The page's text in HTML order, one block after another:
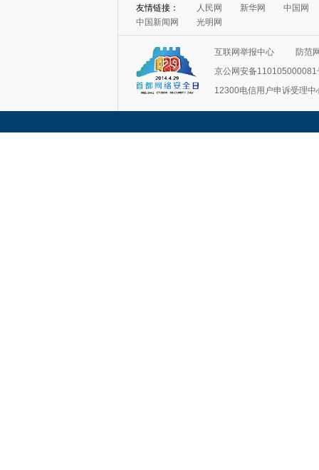
友情链接： 人民网 新华网
中国网
中国新闻网
光明网
互联网举报中心
防范
京公网安备110105000081
12300电信用户申诉受理中